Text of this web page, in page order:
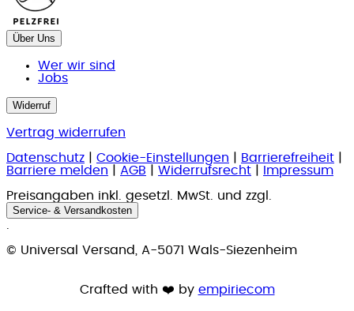
Über Uns
Wer wir sind
Jobs
Widerruf
Vertrag widerrufen
Datenschutz
Cookie-Einstellungen Barrierefreiheit
Barriere melden
AGB Widerrufsrecht
Impressum
Preisangaben inkl. gesetzl. MwSt. und zzgl.
Service- & Versandkosten
© Universal Versand, A-5071 Wals-Siezenheim
Crafted with ❤️ by empiriecom